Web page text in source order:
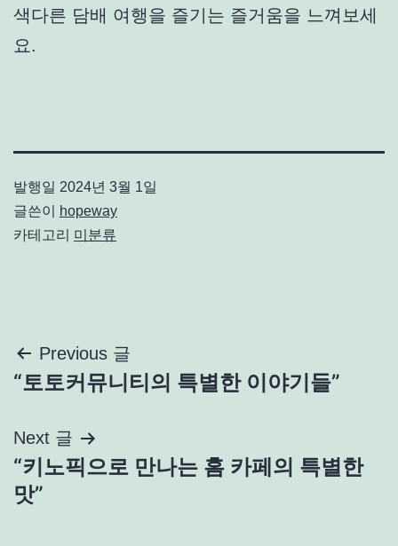
색다른 담배 여행을 즐기는 즐거움을 느껴보세
요.
발행일 2024년 3월 1일
글쓴이
hopeway
카테고리 미분류
글
탐
색
Previous 글
“토토커뮤니티의 특별한 이야기들”
Next 글
“키노픽으로 만나는 홈 카페의 특별한
맛”